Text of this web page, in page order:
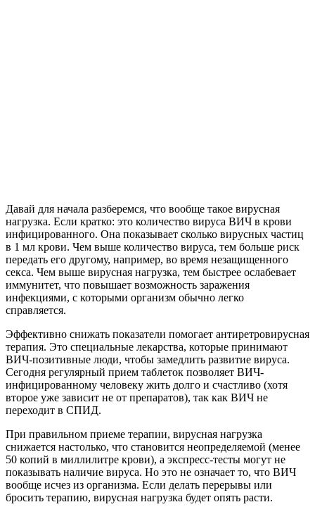
Давай для начала разберемся, что вообще такое вирусная
нагрузка. Если кратко: это количество вируса ВИЧ в крови
инфицированного. Она показывает сколько вирусных частиц
в 1 мл крови. Чем выше количество вируса, тем больше риск
передать его другому, например, во время незащищенного
секса. Чем выше вирусная нагрузка, тем быстрее ослабевает
иммунитет, что повышает возможность заражения
инфекциями, с которыми организм обычно легко
справляется.
Эффективно снижать показатели помогает антиретровирусная
терапия. Это специальные лекарства, которые принимают
ВИЧ-позитивные люди, чтобы замедлить развитие вируса.
Сегодня регулярный прием таблеток позволяет ВИЧ-
инфицированному человеку жить долго и счастливо (хотя
второе уже зависит не от препаратов), так как ВИЧ не
переходит в СПИД.
При правильном приеме терапии, вирусная нагрузка
снижается настолько, что становится неопределяемой (менее
50 копий в миллилитре крови), а экспресс-тесты могут не
показывать наличие вируса. Но это не означает то, что ВИЧ
вообще исчез из организма. Если делать перерывы или
бросить терапию, вирусная нагрузка будет опять расти.